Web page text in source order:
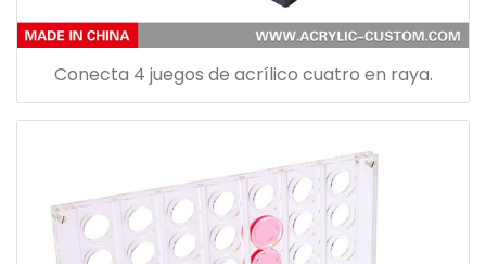
Conecta 4 juegos de acrílico cuatro en raya.